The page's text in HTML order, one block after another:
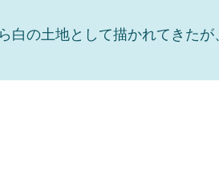
白の土地として描かれてきた